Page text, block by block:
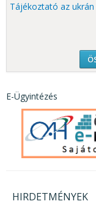
Tájékoztató az
E-Ügyintézés
HIRDETMÉNYEK